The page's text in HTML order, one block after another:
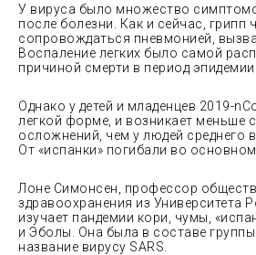
У вируса было множество
после болезни. Как и сейчас, грипп
сопровождаться пневмонией,
Воспаление легких было самой
причиной смерти в период эпидемии
Однако у детей и младенцев 2019-
легкой форме, и возникает меньше
осложнений, чем у людей среднего
От «испанки» погибали во
Лоне Симонсен, профессор
здравоохранения из Университета
изучает пандемии кори, чумы,
и Эболы. Она была в составе
название вирусу SARS.